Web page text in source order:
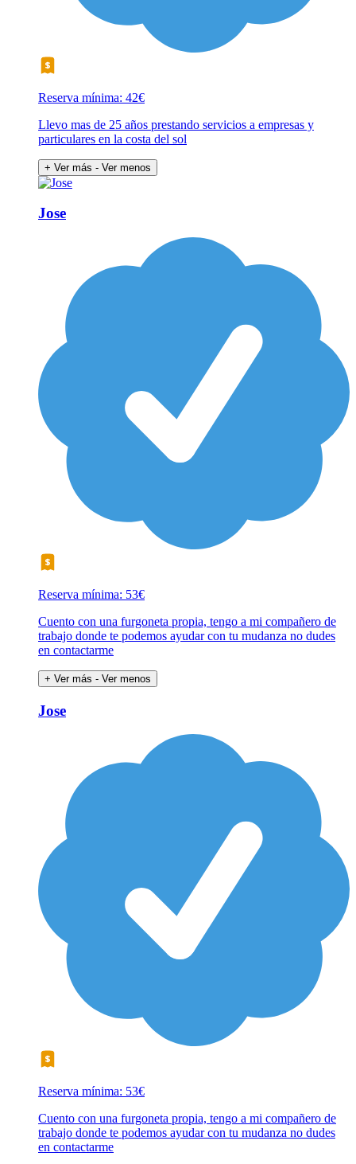
Reserva mínima: 42€
Llevo mas de 25 años prestando servicios a empresas y
particulares en la costa del sol
+ Ver más - Ver menos
Jose
Reserva mínima: 53€
Cuento con una furgoneta propia, tengo a mi compañero de
trabajo donde te podemos ayudar con tu mudanza no dudes
en contactarme
+ Ver más - Ver menos
Jose
Reserva mínima: 53€
Cuento con una furgoneta propia, tengo a mi compañero de
trabajo donde te podemos ayudar con tu mudanza no dudes
en contactarme